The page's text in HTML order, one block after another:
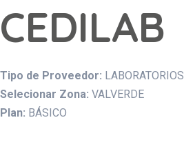
CEDILAB
Tipo de Proveedor: LABORATORIOS
Selecionar Zona: VALVERDE
Plan: BÁSICO